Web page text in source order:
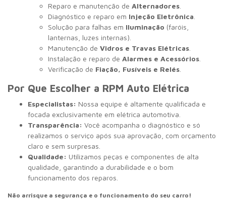
Reparo e manutenção de Alternadores
Diagnóstico e reparo em Injeção Eletrônica
Solução para falhas em Iluminação (faróis,
lanternas, luzes internas).
Manutenção de Vidros e Travas Elétricas
Instalação e reparo de Alarmes e Acessórios
Verificação de Fiação, Fusíveis e Relés
Por Que Escolher a RPM Auto Elétrica
Especialistas: Nossa equipe é altamente qualificada e
focada exclusivamente em elétrica automotiva.
Transparência: Você acompanha o diagnóstico e só
realizamos o serviço após sua aprovação, com orçamento
claro e sem surpresas.
Qualidade: Utilizamos peças e componentes de alta
qualidade, garantindo a durabilidade e o bom
funcionamento dos reparos.
Não arrisque a segurança e o funcionamento do seu carro!